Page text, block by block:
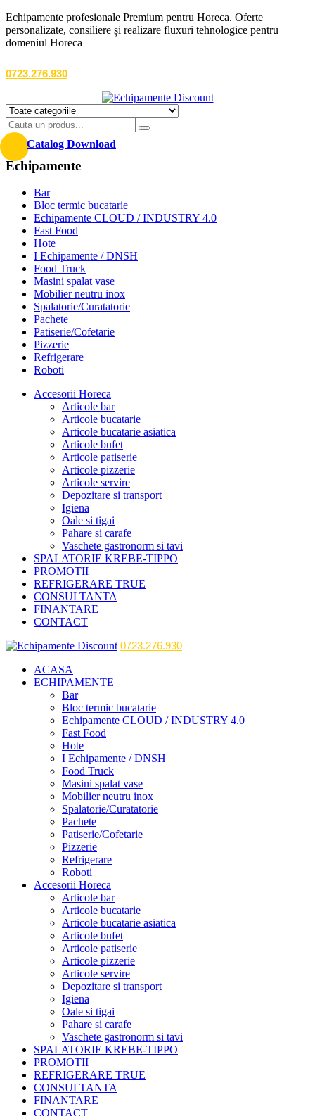
Echipamente profesionale Premium pentru Horeca. Oferte
personalizate, consiliere și realizare fluxuri tehnologice pentru
domeniul Horeca
0723.276.930
Catalog Download
Echipamente
Bar
Bloc termic bucatarie
Echipamente CLOUD / INDUSTRY 4.0
Fast Food
Hote
I Echipamente / DNSH
Food Truck
Masini spalat vase
Mobilier neutru inox
Spalatorie/Curatatorie
Pachete
Patiserie/Cofetarie
Pizzerie
Refrigerare
Roboti
Accesorii Horeca
Articole bar
Articole bucatarie
Articole bucatarie asiatica
Articole bufet
Articole patiserie
Articole pizzerie
Articole servire
Depozitare si transport
Igiena
Oale si tigai
Pahare si carafe
Vaschete gastronorm si tavi
SPALATORIE KREBE-TIPPO
PROMOTII
REFRIGERARE TRUE
CONSULTANTA
FINANTARE
CONTACT
0723.276.930
ACASA
ECHIPAMENTE
Bar
Bloc termic bucatarie
Echipamente CLOUD / INDUSTRY 4.0
Fast Food
Hote
I Echipamente / DNSH
Food Truck
Masini spalat vase
Mobilier neutru inox
Spalatorie/Curatatorie
Pachete
Patiserie/Cofetarie
Pizzerie
Refrigerare
Roboti
Accesorii Horeca
Articole bar
Articole bucatarie
Articole bucatarie asiatica
Articole bufet
Articole patiserie
Articole pizzerie
Articole servire
Depozitare si transport
Igiena
Oale si tigai
Pahare si carafe
Vaschete gastronorm si tavi
SPALATORIE KREBE-TIPPO
PROMOTII
REFRIGERARE TRUE
CONSULTANTA
FINANTARE
CONTACT